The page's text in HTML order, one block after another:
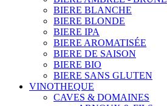
BIERE BLANCHE
BIERE BLONDE
BIERE IPA
BIERE AROMATISÉE
BIERE DE SAISON
BIERE BIO
BIERE SANS GLUTEN
VINOTHEQUE
CAVES & DOMAINES